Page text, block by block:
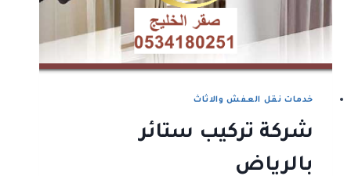
خدمات نقل العفش والاثاث
شركة تركيب ستائر
بالرياض